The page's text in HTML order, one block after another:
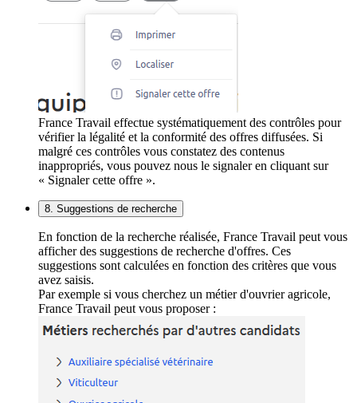
France Travail effectue systématiquement des contrôles pour
vérifier la légalité et la conformité des offres diffusées. Si
malgré ces contrôles vous constatez des contenus
inappropriés, vous pouvez nous le signaler en cliquant sur
« Signaler cette offre ».
8. Suggestions de recherche
En fonction de la recherche réalisée, France Travail peut vous
afficher des suggestions de recherche d'offres. Ces
suggestions sont calculées en fonction des critères que vous
avez saisis.
Par exemple si vous cherchez un métier d'ouvrier agricole,
France Travail peut vous proposer :